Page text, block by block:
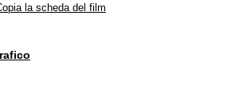
la scheda del film